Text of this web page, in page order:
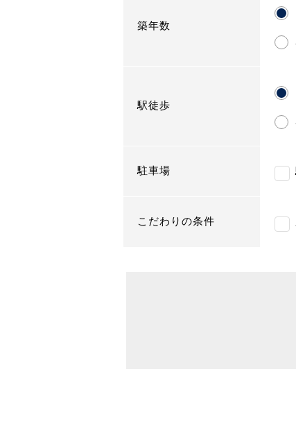
築年数
駅徒歩
駐車場
こだわりの条件